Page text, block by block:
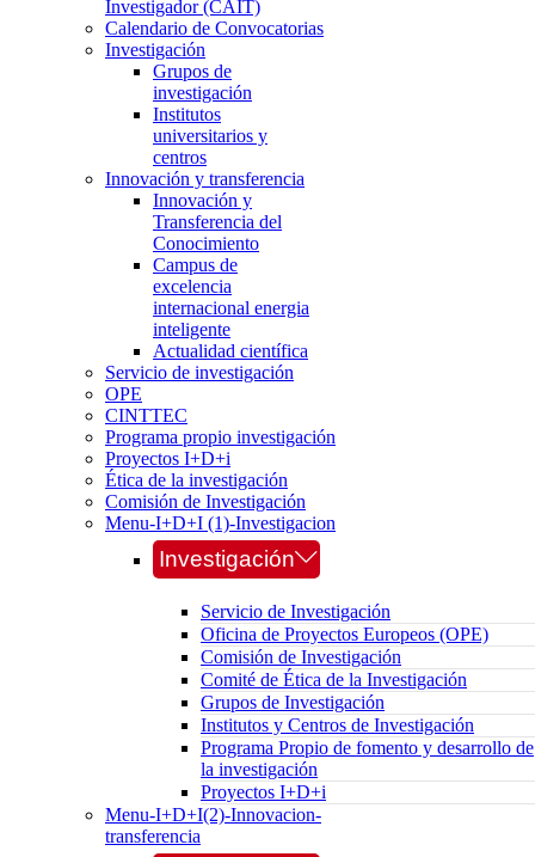
Investigador (CAIT)
Calendario de Convocatorias
Investigación
Grupos de
investigación
Institutos
universitarios y
centros
Innovación y transferencia
Innovación y
Transferencia del
Conocimiento
Campus de
excelencia
internacional energia
inteligente
Actualidad científica
Servicio de investigación
OPE
CINTTEC
Programa propio investigación
Proyectos I+D+i
Ética de la investigación
Comisión de Investigación
Menu-I+D+I (1)-Investigacion
Investigación
Servicio de Investigación
Oficina de Proyectos Europeos (OPE)
Comisión de Investigación
Comité de Ética de la Investigación
Grupos de Investigación
Institutos y Centros de Investigación
Programa Propio de fomento y desarrollo de
la investigación
Proyectos I+D+i
Menu-I+D+I(2)-Innovacion-
transferencia